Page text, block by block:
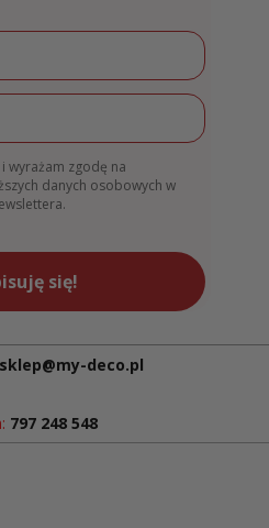
wyrażam zgodę na
danych osobowych w
się!
sklep@my-deco.pl
797 248 548